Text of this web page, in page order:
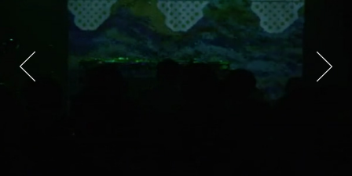
CinePOLSKA – filme poloneze la
București
PEOPLE OF ROMANIA se lansează la
galeria Simeza
All Stars For Outernational